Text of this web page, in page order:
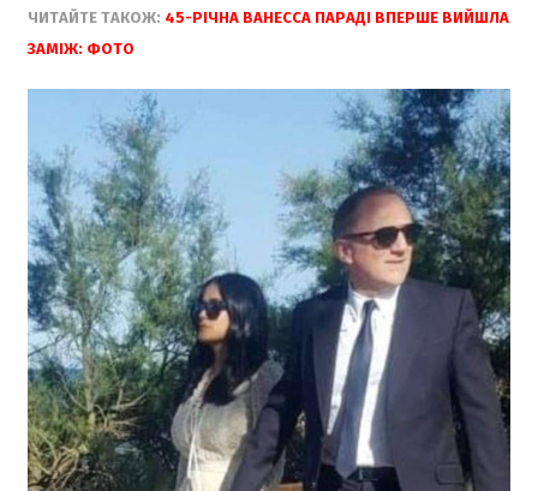
ЧИТАЙТЕ ТАКОЖ: 45-РІЧНА ВАНЕССА ПАРАДІ ВПЕРШЕ ВИЙШЛА
ЗАМІЖ: ФОТО